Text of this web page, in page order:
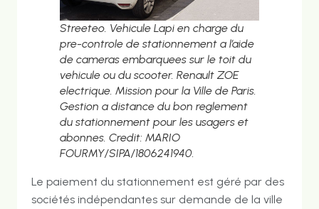
Streeteo. Vehicule Lapi en charge du
pre-controle de stationnement a l’aide
de cameras embarquees sur le toit du
vehicule ou du scooter. Renault ZOE
electrique. Mission pour la Ville de Paris.
Gestion a distance du bon reglement
du stationnement pour les usagers et
abonnes. Credit: MARIO
FOURMY/SIPA/1806241940.
Le paiement du stationnement est géré par des
sociétés indépendantes sur demande de la ville